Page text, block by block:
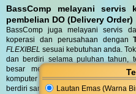
Lautan Emas (Warna
BassComp melayani servis
pembelian DO (Delivery Order)
BassComp juga melayani servis
koperasi dan perusahaan dengan
FLEXIBEL sesuai kebutuhan anda.
dan berdiri selama puluhan tahun,
besar mempercayai kehandalan
komputer termurah dan terlengkap
berdiri sampai saat ini.